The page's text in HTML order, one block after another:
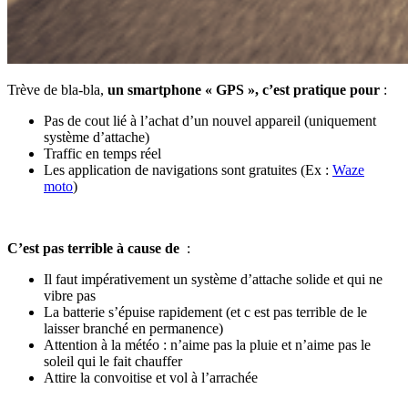
Trève de bla-bla, un smartphone « GPS », c’est pratique pour :
Pas de cout lié à l’achat d’un nouvel appareil (uniquement
système d’attache)
Traffic en temps réel
Les application de navigations sont gratuites (Ex : Waze
moto)
C’est pas terrible à cause de :
Il faut impérativement un système d’attache solide et qui ne
vibre pas
La batterie s’épuise rapidement (et c est pas terrible de le
laisser branché en permanence)
Attention à la météo : n’aime pas la pluie et n’aime pas le
soleil qui le fait chauffer
Attire la convoitise et vol à l’arrachée